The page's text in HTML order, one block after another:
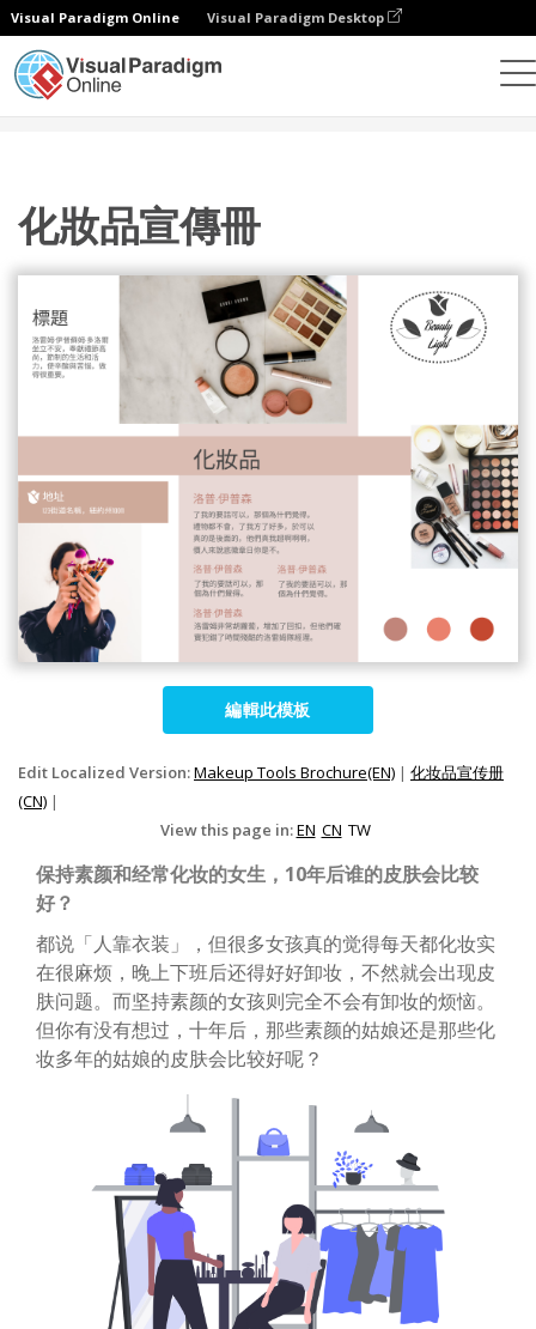
Visual Paradigm Online Visual Paradigm Desktop
化妝品宣傳冊
編輯此模板
Edit Localized Version:Makeup Tools Brochure(EN) | 化妆品宣传册
(CN) |
View this page in:EN CN TW
保持素颜和经常化妆的女生，10年后谁的皮肤会比较
好？
都说「人靠衣装」，但很多女孩真的觉得每天都化妆实
在很麻烦，晚上下班后还得好好卸妆，不然就会出现皮
肤问题。而坚持素颜的女孩则完全不会有卸妆的烦恼。
但你有没有想过，十年后，那些素颜的姑娘还是那些化
妆多年的姑娘的皮肤会比较好呢？